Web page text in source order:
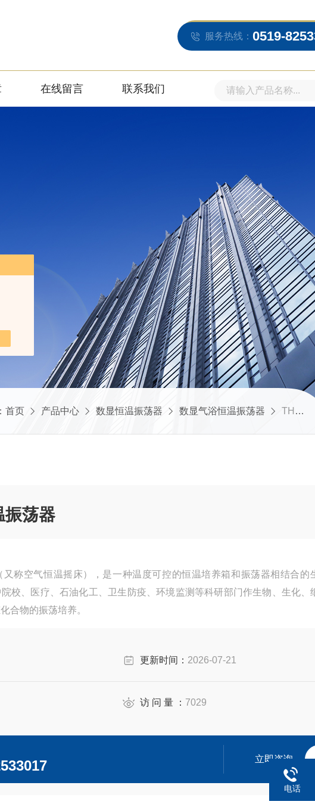
服务热线： 0519-
在线留言 联系我们
首页 产品中心 数显恒温振荡器 数显气浴恒温振荡器 THZ-82B数显气浴恒温振荡器
振荡器
又称空气恒温摇床），是一种温度可控的恒温培养箱和振荡器相结合的
校、医疗、石油化工、卫生防疫、环境监测等科研部门作生物、生化、
合物的振荡培养。
更新时间： 2026-07-21
访 问 量 ： 7029
立即咨询
电话